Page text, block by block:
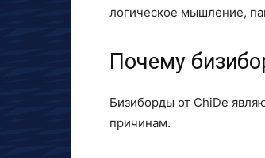
логическое мышление,
Почему
Бизиборды от ChiDe
причинам.